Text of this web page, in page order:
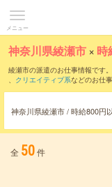
メニュー
神奈川県綾瀬市 × 時
綾瀬市の派遣のお仕事情報です。
、 クリエイティブ系などのお仕
時給1250円以上・ 1800円以上
当サイトでは法令を遵守し、最
神奈川県綾瀬市 / 時給800円
全 50件